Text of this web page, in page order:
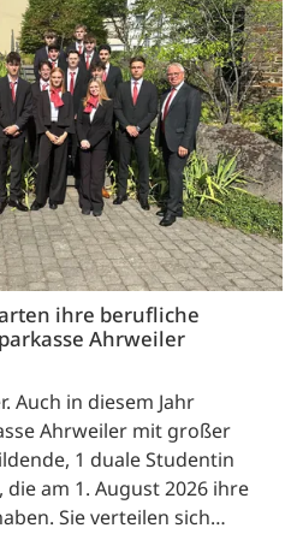
ihre berufliche
Ahrweiler
Auch in diesem Jahr
Ahrweiler mit großer
1 duale Studentin
am 1. August 2026 ihre
Sie verteilen sich…